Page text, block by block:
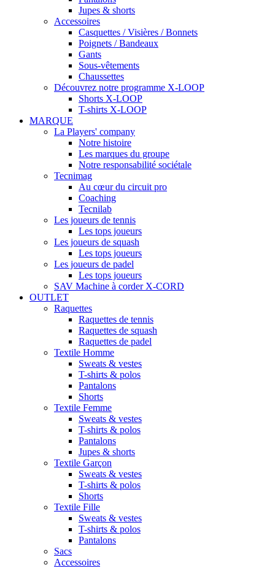
Jupes & shorts
Accessoires
Casquettes / Visières / Bonnets
Poignets / Bandeaux
Gants
Sous-vêtements
Chaussettes
Découvrez notre programme X-LOOP
Shorts X-LOOP
T-shirts X-LOOP
MARQUE
La Players' company
Notre histoire
Les marques du groupe
Notre responsabilité sociétale
Tecnimag
Au cœur du circuit pro
Coaching
Tecnilab
Les joueurs de tennis
Les tops joueurs
Les joueurs de squash
Les tops joueurs
Les joueurs de padel
Les tops joueurs
SAV Machine à corder X-CORD
OUTLET
Raquettes
Raquettes de tennis
Raquettes de squash
Raquettes de padel
Textile Homme
Sweats & vestes
T-shirts & polos
Pantalons
Shorts
Textile Femme
Sweats & vestes
T-shirts & polos
Pantalons
Jupes & shorts
Textile Garçon
Sweats & vestes
T-shirts & polos
Shorts
Textile Fille
Sweats & vestes
T-shirts & polos
Pantalons
Sacs
Accessoires